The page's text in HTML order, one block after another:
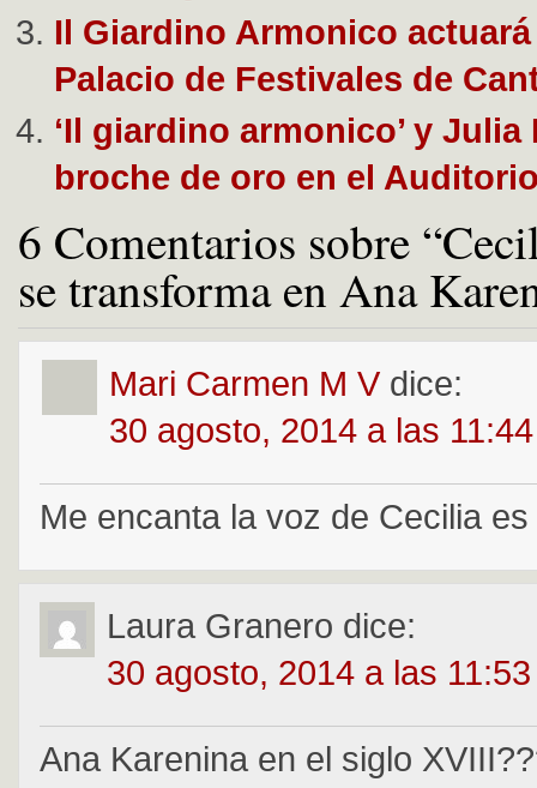
Il Giardino Armonico
Palacio de Festivales de
‘Il giardino armonico’ y Julia
broche de oro en el
6 Comentarios sobre
se transforma en Ana
Mari Carmen M V dice:
30 agosto, 2014 a las
Me encanta la voz de Cecilia
Laura Granero dice:
30 agosto, 2014 a las
Ana Karenina en el siglo